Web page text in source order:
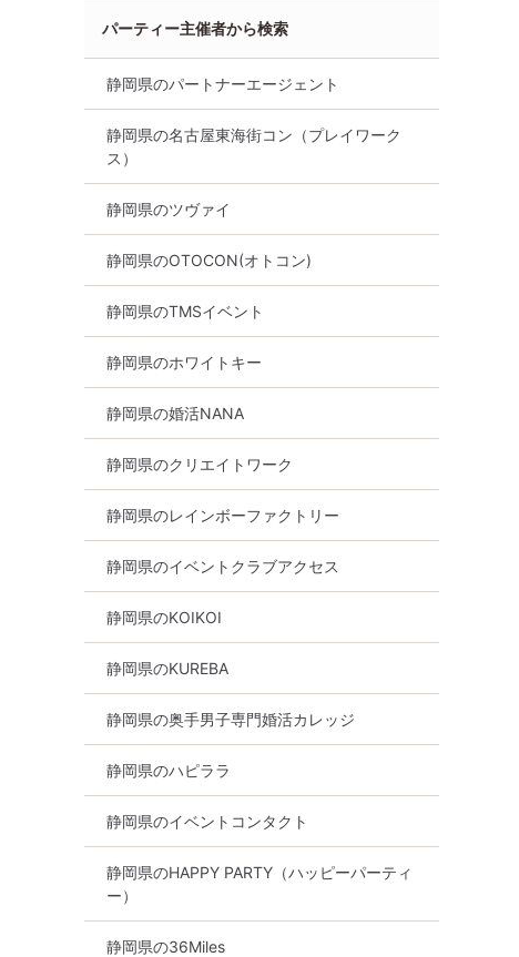
パーティー主催者から検索
静岡県のパートナーエージェント
静岡県の名古屋東海街コン（プレイワーク
ス）
静岡県のツヴァイ
静岡県のOTOCON(オトコン)
静岡県のTMSイベント
静岡県のホワイトキー
静岡県の婚活NANA
静岡県のクリエイトワーク
静岡県のレインボーファクトリー
静岡県のイベントクラブアクセス
静岡県のKOIKOI
静岡県のKUREBA
静岡県の奥手男子専門婚活カレッジ
静岡県のハピララ
静岡県のイベントコンタクト
静岡県のHAPPY PARTY（ハッピーパーティ
ー）
静岡県の36Miles